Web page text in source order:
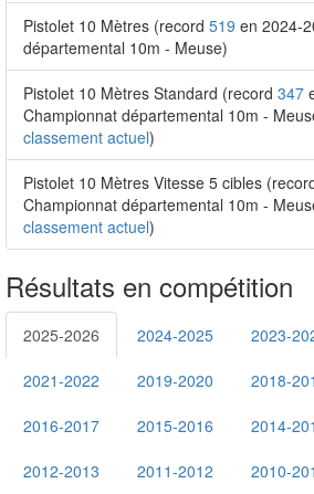
Pistolet 10 Mètres (record 519 en 2024-
départemental 10m - Meuse)
Pistolet 10 Mètres Standard (record 347
Championnat départemental 10m -
classement actuel)
Pistolet 10 Mètres Vitesse 5 cibles
Championnat départemental 10m -
classement actuel)
Résultats en compétition
2025-2026 2024-2025 2023-
2021-2022 2019-2020 2018-
2016-2017 2015-2016 2014-
2012-2013 2011-2012 2010-